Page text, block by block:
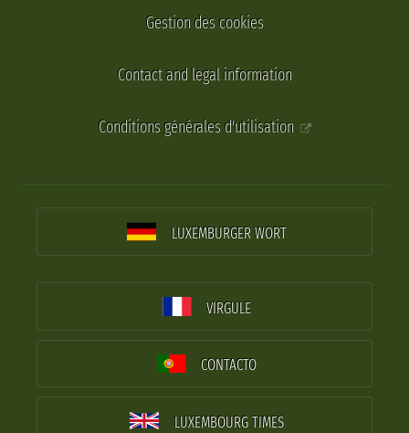
Gestion des cookies
Contact and legal information
Conditions générales d'utilisation
LUXEMBURGER WORT
VIRGULE
CONTACTO
LUXEMBOURG TIMES